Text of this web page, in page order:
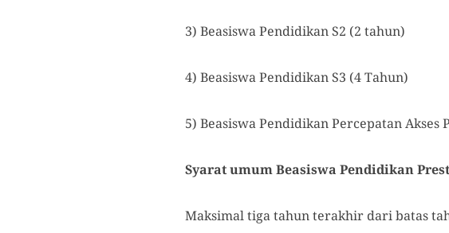
3) Beasiswa Pendidikan S2 (2 tahun)
4) Beasiswa Pendidikan S3 (4 Tahun)
5) Beasiswa Pendidikan Percepatan
Syarat umum Beasiswa Pendidikan
Maksimal tiga tahun terakhir dari batas